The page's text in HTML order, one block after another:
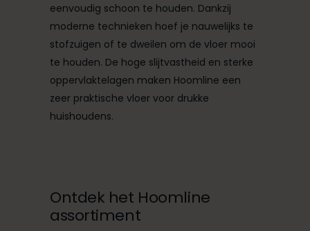
eenvoudig schoon te houden. Dankzij
moderne technieken hoef je nauwelijks te
stofzuigen of te dweilen om de vloer mooi
te houden. De hoge slijtvastheid en sterke
oppervlaktelagen maken Hoomline een
zeer praktische vloer voor drukke
huishoudens.
Ontdek het Hoomline
assortiment